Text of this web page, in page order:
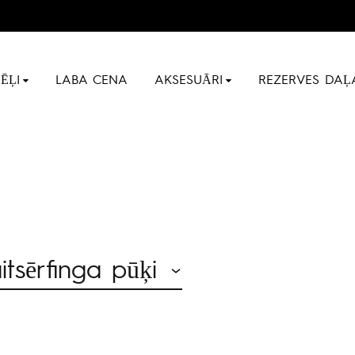
LABA CENA AKSESUĀRI REZERVES
pūķi